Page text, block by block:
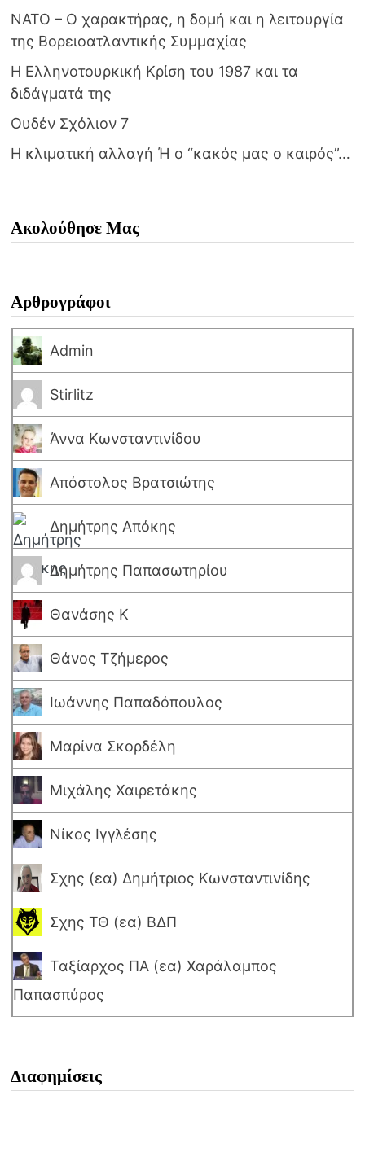
NATO – Ο χαρακτήρας, η δομή και η λειτουργία
της Βορειοατλαντικής Συμμαχίας
Η Ελληνοτουρκική Κρίση του 1987 και τα
διδάγματά της
Ουδέν Σχόλιον 7
Η κλιματική αλλαγή Ή ο “κακός μας ο καιρός”…
Ακολούθησε Μας
Αρθρογράφοι
Admin
Stirlitz
Άννα Κωνσταντινίδου
Απόστολος Βρατσιώτης
Δημήτρης Απόκης
Δημήτρης Παπασωτηρίου
Θανάσης Κ
Θάνος Τζήμερος
Ιωάννης Παπαδόπουλος
Μαρίνα Σκορδέλη
Μιχάλης Χαιρετάκης
Νίκος Ιγγλέσης
Σχης (εα) Δημήτριος Κωνσταντινίδης
Σχης ΤΘ (εα) ΒΔΠ
Ταξίαρχος ΠΑ (εα) Χαράλαμπος
Παπασπύρος
Διαφημίσεις